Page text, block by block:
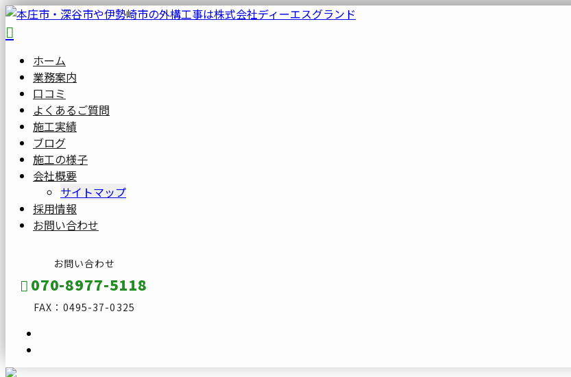
ホーム
業務案内
口コミ
よくあるご質問
施工実績
ブログ
施工の様子
会社概要
サイトマップ
採用情報
お問い合わせ
お問い合わせ
070-8977-5118
FAX：0495-37-0325